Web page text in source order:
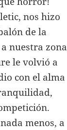
nos hizo
de la
nuestra zona
le volvió a
con el alma
menos, a